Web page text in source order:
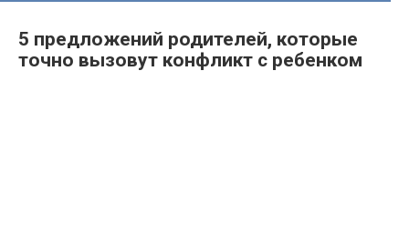
5 предложений родителей, которые
точно вызовут конфликт с ребенком